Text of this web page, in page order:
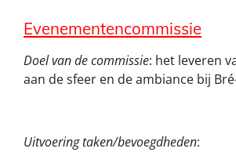
Evenementencommissie
Doel van de commissie: het leveren
aan de sfeer en de ambiance bij
Uitvoering taken/bevoegdheden: